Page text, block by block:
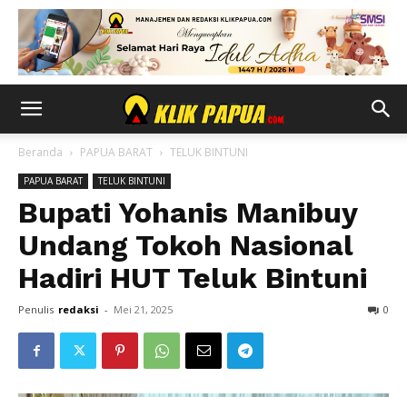
Beranda PAPUA BARAT TELUK BINTUNI
PAPUA BARAT TELUK BINTUNI
Bupati Yohanis Manibuy
Undang Tokoh Nasional
Hadiri HUT Teluk Bintuni
Penulis redaksi - Mei 21, 2025 0